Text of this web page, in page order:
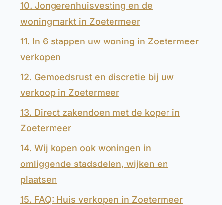
10. Jongerenhuisvesting en de
woningmarkt in Zoetermeer
11. In 6 stappen uw woning in Zoetermeer
verkopen
12. Gemoedsrust en discretie bij uw
verkoop in Zoetermeer
13. Direct zakendoen met de koper in
Zoetermeer
14. Wij kopen ook woningen in
omliggende stadsdelen, wijken en
plaatsen
15. FAQ: Huis verkopen in Zoetermeer